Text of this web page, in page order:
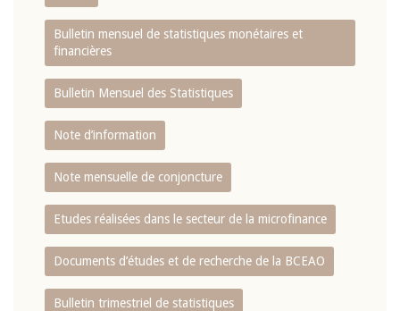
Bulletin mensuel de statistiques monétaires et
financières
Bulletin Mensuel des Statistiques
Note d’information
Note mensuelle de conjoncture
Etudes réalisées dans le secteur de la microfinance
Documents d’études et de recherche de la BCEAO
Bulletin trimestriel de statistiques